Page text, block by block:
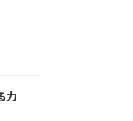
力